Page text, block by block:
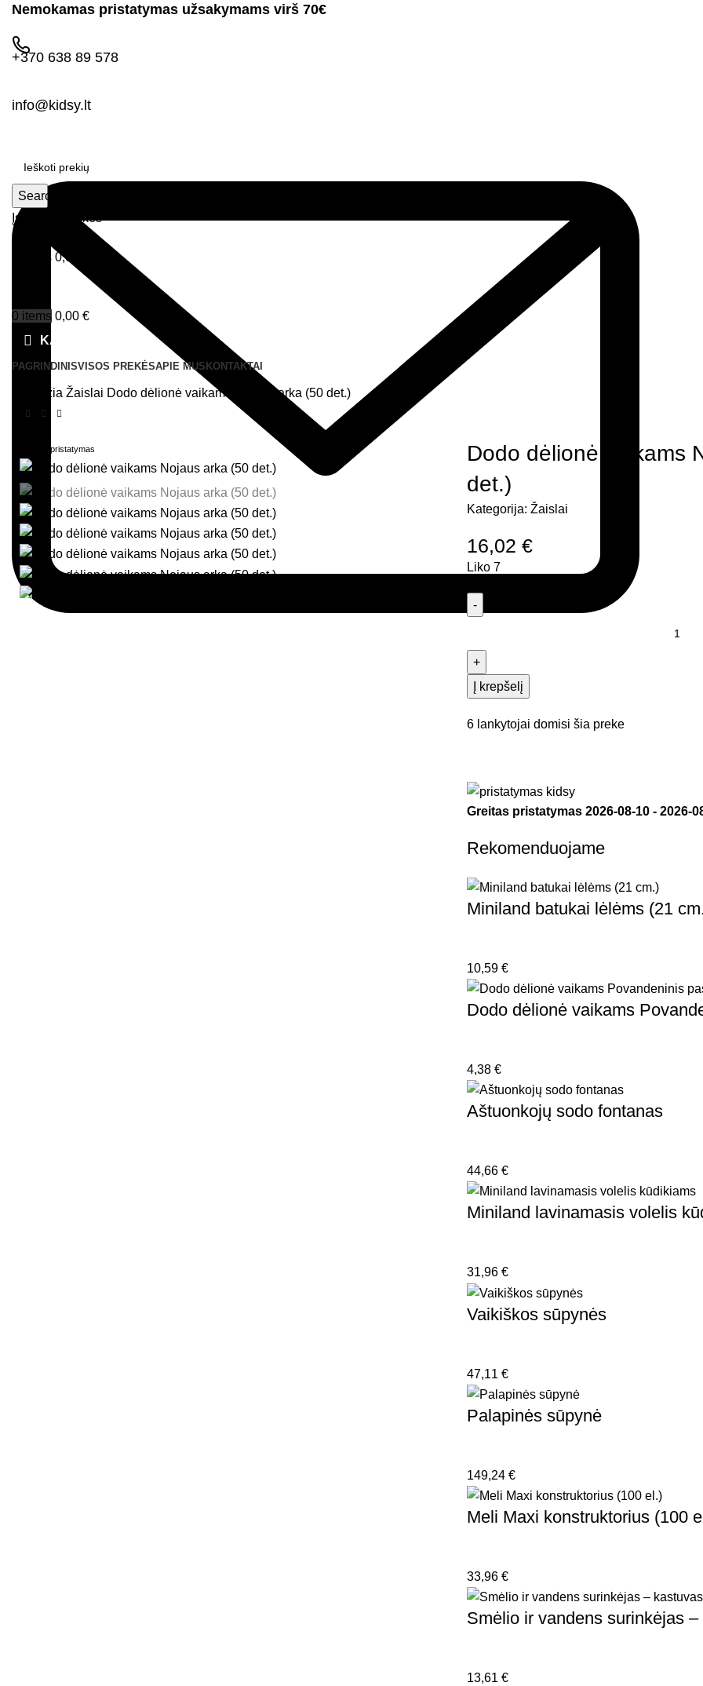
Nemokamas pristatymas užsakymams virš 70€
+370 638 89 578
info@kidsy.lt
Search
Įsimintos prekės
Prisijungimas
items 0,00
0 items 0,00 €
KATEGORIJOS
PAGRINDINISVISOS PREKĖSAPIE MUS KONTAKTAI
Pradžia Žaislai Dodo dėlionė vaikams Nojaus arka (50 det.)
Greitas pristatymas
Dodo dėlionė vaikams
det.)
Kategorija: Žaislai
16,02 €
Liko 7
Į krepšelį
6 lankytojai domisi šia preke
Greitas pristatymas 2026-08-10 - 2026-
Rekomenduojame
Miniland batukai lėlėms (21
10,59 €
Dodo dėlionė vaikams
4,38 €
Aštuonkojų sodo fontanas
44,66 €
Miniland lavinamasis volelis
31,96 €
Vaikiškos sūpynės
47,11 €
Palapinės sūpynė
149,24 €
Meli Maxi konstruktorius (100
33,96 €
Smėlio ir vandens surinkėjas
13,61 €